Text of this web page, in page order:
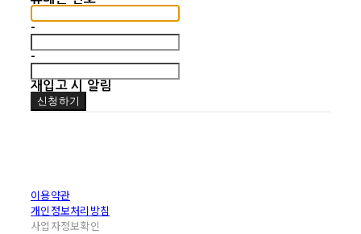
-
-
재입고 시 알림
신청하기
이용약관
개인정보처리방침
사업자정보확인